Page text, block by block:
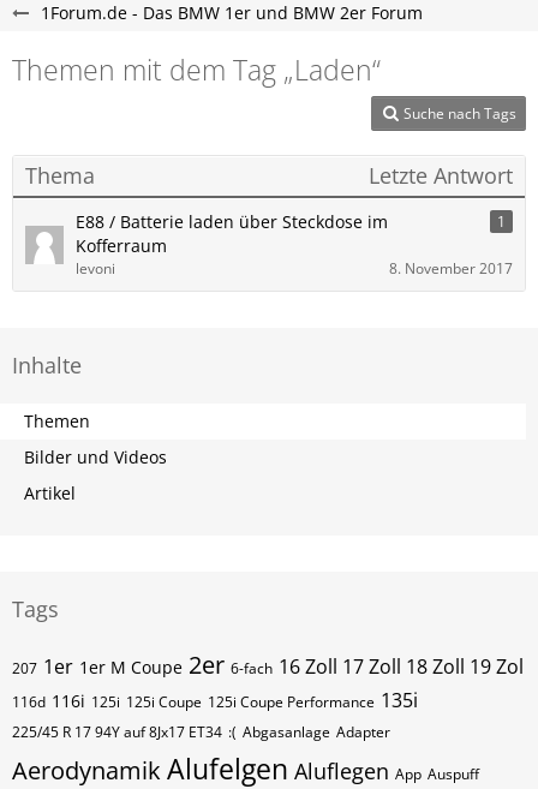
1Forum.de - Das BMW 1er und BMW 2er Forum
Themen mit dem Tag „Laden“
Suche nach Tags
Thema Letzte Antwort
E88 / Batterie laden über Steckdose im
Kofferraum
1
levoni 8. November 2017
Inhalte
Themen
Bilder und Videos
Artikel
Tags
207 1er 1er M Coupe 2er 6-fach 16 Zoll 17 Zoll 18 Zoll 19 Zol
116d 116i 125i 125i Coupe 125i Coupe Performance 135i
225/45 R 17 94Y auf 8Jx17 ET34 :( Abgasanlage Adapter
Aerodynamik Alufelgen Aluflegen App Auspuff